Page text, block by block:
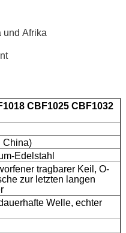
und Afrika
CBF1025 CBF1032
China)
Edelstahl
tragbarer Keil, O-
zur letzten langen
Welle, echter